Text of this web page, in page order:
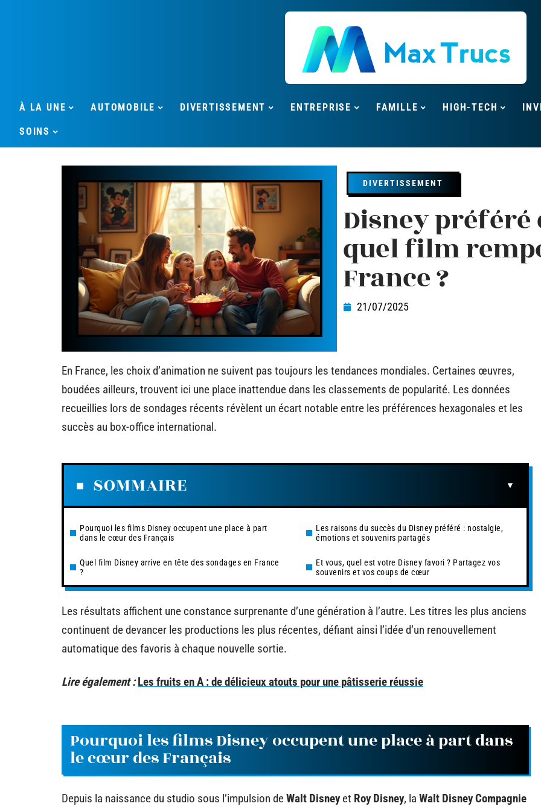
À LA UNE AUTOMOBILE DIVERTISSEMENT ENTREPRISE FAMILLE HIGH-TECH
SOINS
DIVERTISSEMENT
Disney préféré
quel film
France ?
21/07/2025
En France, les choix d’animation ne suivent pas toujours les tendances mondiales. Certaines œuvres,
boudées ailleurs, trouvent ici une place inattendue dans les classements de popularité. Les données
recueillies lors de sondages récents révèlent un écart notable entre les préférences hexagonales et les
succès au box-office international.
SOMMAIRE
Pourquoi les films Disney occupent une place à part
dans le cœur des Français
Quel film Disney arrive en tête des sondages en France
?
Les raisons du succès du Disney préféré : nostalgie,
émotions et souvenirs partagés
Et vous, quel est votre Disney favori ? Partagez vos
souvenirs et vos coups de cœur
Les résultats affichent une constance surprenante d’une génération à l’autre. Les titres les plus anciens
continuent de devancer les productions les plus récentes, défiant ainsi l’idée d’un renouvellement
automatique des favoris à chaque nouvelle sortie.
Lire également : Les fruits en A : de délicieux atouts pour une pâtisserie réussie
Pourquoi les films Disney occupent une place à part dans
le cœur des Français
Depuis la naissance du studio sous l’impulsion deWalt Disneyet Roy Disney, la Walt Disney Compagnie